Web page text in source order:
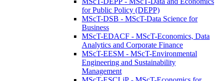
for Public Policy (DEPP)
MScT-DSB - MScT-Data Science for
Business
MScT-EDACF - MScT-Economics, Data
Analytics and Corporate Finance
MScT-EESM - MScT-Environmental
Engineering and Sustainability
Management